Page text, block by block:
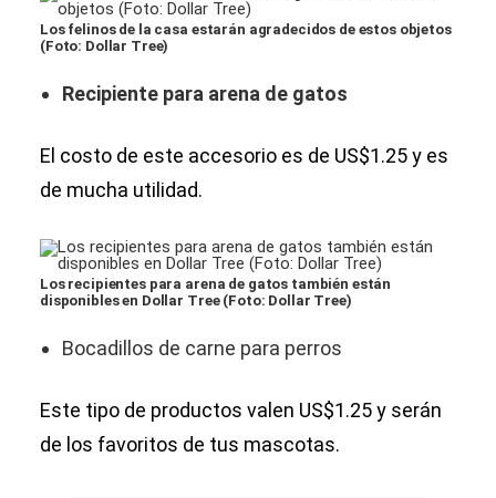
Los felinos de la casa estarán agradecidos de estos objetos
(Foto: Dollar Tree)
Recipiente para arena de gatos
El costo de este accesorio es de US$1.25 y es
de mucha utilidad.
Los recipientes para arena de gatos también están
disponibles en Dollar Tree (Foto: Dollar Tree)
Bocadillos de carne para perros
Este tipo de productos valen US$1.25 y serán
de los favoritos de tus mascotas.